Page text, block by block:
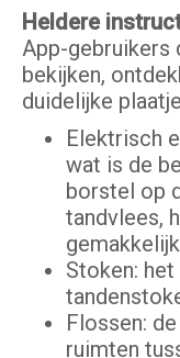
Heldere
App-gebruikers
bekijken,
duidelijke
Elektrisch
wat is de
borstel op
tandvlees,
Stoken:
Flossen:
ruimten